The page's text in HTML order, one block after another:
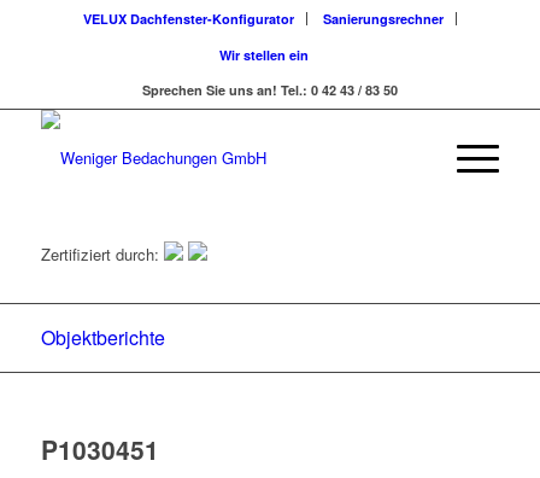
VELUX Dachfenster-Konfigurator
Sanierungsrechner
Wir stellen ein
Sprechen Sie uns an! Tel.: 0 42 43 / 83 50
Zertifiziert durch:
Objektberichte
P1030451